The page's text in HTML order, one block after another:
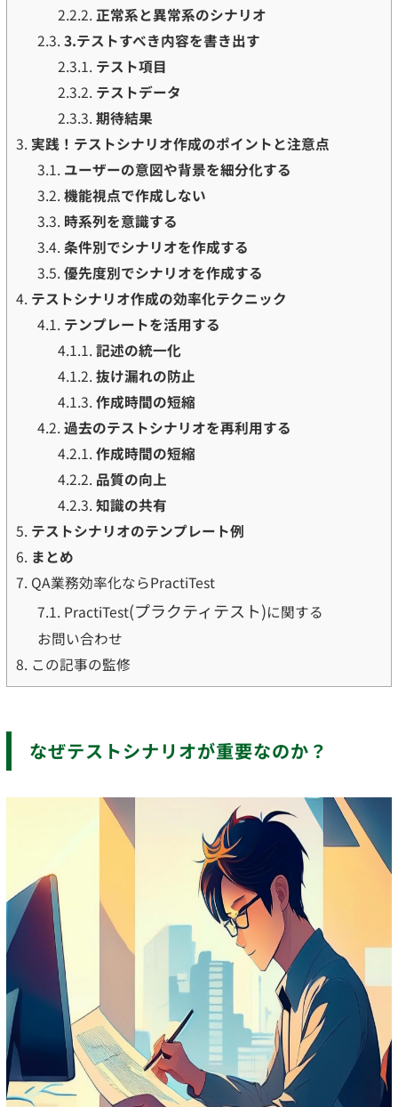
2.2.2.正常系と異常系のシナリオ
2.3.3.テストすべき内容を書き出す
2.3.1. テスト項目
2.3.2. テストデータ
2.3.3.期待結果
3. 実践！テストシナリオ作成のポイントと注意点
3.1. ユーザーの意図や背景を細分化する
3.2.機能視点で作成しない
3.3. 時系列を意識する
3.4.条件別でシナリオを作成する
3.5.優先度別でシナリオを作成する
4. テストシナリオ作成の効率化テクニック
4.1. テンプレートを活用する
4.1.1.記述の統一化
4.1.2.抜け漏れの防止
4.1.3.作成時間の短縮
4.2.過去のテストシナリオを再利用する
4.2.1.作成時間の短縮
4.2.2. 品質の向上
4.2.3.知識の共有
5. テストシナリオのテンプレート例
6. まとめ
7. QA業務効率化ならPractiTest
7.1.PractiTest(プラクティテスト)に関する
お問い合わせ
8. この記事の監修
なぜテストシナリオが重要なのか ？